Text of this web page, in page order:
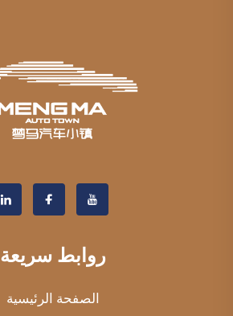
روابط سريعة
الصفحة الرئيسية